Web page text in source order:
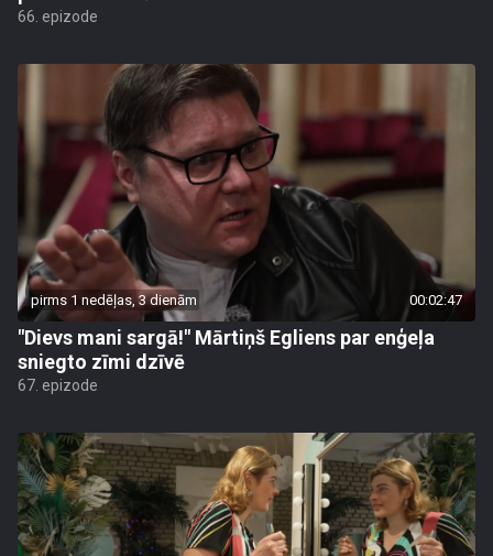
66. epizode
pirms 1 nedēļas, 3 dienām 00:02:47
"Dievs mani sargā!" Mārtiņš Egliens par enģeļa
sniegto zīmi dzīvē
67. epizode